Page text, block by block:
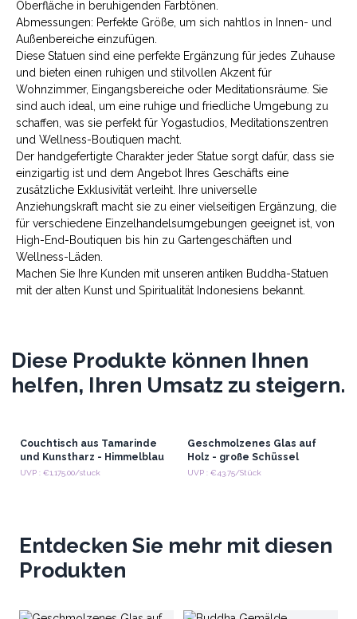
Oberfläche in beruhigenden Farbtönen.
Abmessungen: Perfekte Größe, um sich nahtlos in Innen- und
Außenbereiche einzufügen.
Diese Statuen sind eine perfekte Ergänzung für jedes Zuhause
und bieten einen ruhigen und stilvollen Akzent für
Wohnzimmer, Eingangsbereiche oder Meditationsräume. Sie
sind auch ideal, um eine ruhige und friedliche Umgebung zu
schaffen, was sie perfekt für Yogastudios, Meditationszentren
und Wellness-Boutiquen macht.
Der handgefertigte Charakter jeder Statue sorgt dafür, dass sie
einzigartig ist und dem Angebot Ihres Geschäfts eine
zusätzliche Exklusivität verleiht. Ihre universelle
Anziehungskraft macht sie zu einer vielseitigen Ergänzung, die
für verschiedene Einzelhandelsumgebungen geeignet ist, von
High-End-Boutiquen bis hin zu Gartengeschäften und
Wellness-Läden.
Machen Sie Ihre Kunden mit unseren antiken Buddha-Statuen
mit der alten Kunst und Spiritualität Indonesiens bekannt.
Diese Produkte können Ihnen
helfen, Ihren Umsatz zu steigern.
Couchtisch aus Tamarinde
und Kunstharz - Himmelblau
UVP : €1,175.00/stuck
Geschmolzenes Glas auf
Holz - große Schüssel
UVP : €43.75/Stück
Entdecken Sie mehr mit diesen
Produkten